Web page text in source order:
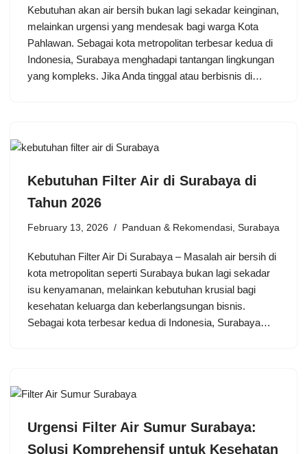
Kebutuhan akan air bersih bukan lagi sekadar keinginan,
melainkan urgensi yang mendesak bagi warga Kota
Pahlawan. Sebagai kota metropolitan terbesar kedua di
Indonesia, Surabaya menghadapi tantangan lingkungan
yang kompleks. Jika Anda tinggal atau berbisnis di…
Kebutuhan Filter Air di Surabaya di
Tahun 2026
February 13, 2026 Panduan & Rekomendasi, Surabaya
Kebutuhan Filter Air Di Surabaya – Masalah air bersih di
kota metropolitan seperti Surabaya bukan lagi sekadar
isu kenyamanan, melainkan kebutuhan krusial bagi
kesehatan keluarga dan keberlangsungan bisnis.
Sebagai kota terbesar kedua di Indonesia, Surabaya…
Urgensi Filter Air Sumur Surabaya:
Solusi Komprehensif untuk Kesehatan